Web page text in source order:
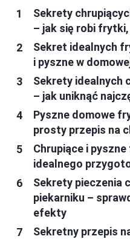
Sekrety
– jak się robi frytki,
Sekret idealnych
i pyszne w
Sekrety idealnych
– jak uniknąć
Pyszne domowe
prosty przepis na
Chrupiące i
idealnego
Sekrety pieczenia
piekarniku –
efekty
Sekretny przepis